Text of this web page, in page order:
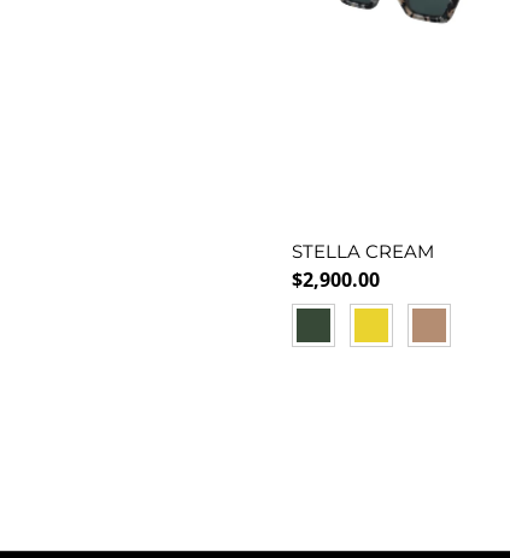
STELLA CREAM
Precio normal
$2,900.00
GREENYELLOWORANGE